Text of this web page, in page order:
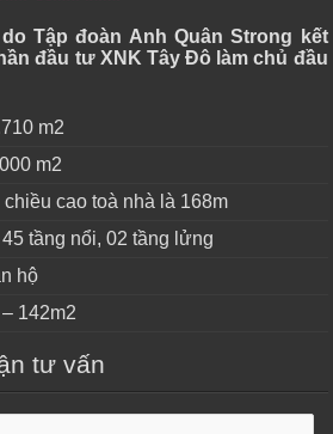
Tập đoàn Anh Quân Strong kết
đầu tư XNK Tây Đô làm chủ đầu
m2
m2
cao toà nhà là 168m
tầng nổi, 02 tầng lửng
hộ
142m2
tư vấn